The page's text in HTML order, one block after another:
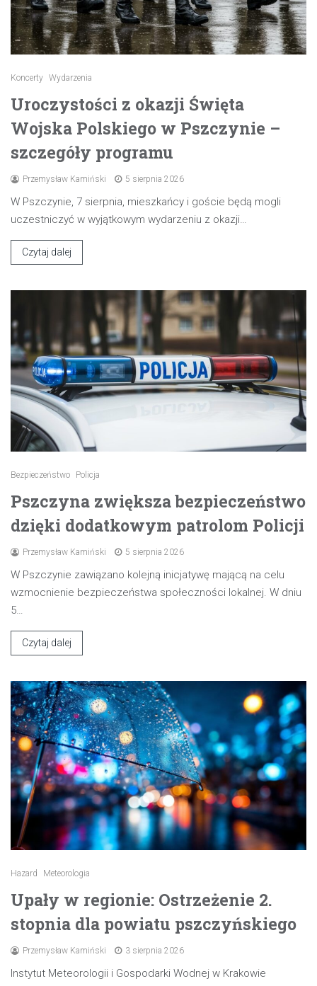
Koncerty Wydarzenia
Uroczystości z okazji Święta
Wojska Polskiego w Pszczynie –
szczegóły programu
Przemysław Kamiński 5 sierpnia 2026
W Pszczynie, 7 sierpnia, mieszkańcy i goście będą mogli
uczestniczyć w wyjątkowym wydarzeniu z okazji…
Czytaj dalej
Bezpieczeństwo Policja
Pszczyna zwiększa bezpieczeństwo
dzięki dodatkowym patrolom Policji
Przemysław Kamiński 5 sierpnia 2026
W Pszczynie zawiązano kolejną inicjatywę mającą na celu
wzmocnienie bezpieczeństwa społeczności lokalnej. W dniu
5…
Czytaj dalej
Hazard Meteorologia
Upały w regionie: Ostrzeżenie 2.
stopnia dla powiatu pszczyńskiego
Przemysław Kamiński 3 sierpnia 2026
Instytut Meteorologii i Gospodarki Wodnej w Krakowie